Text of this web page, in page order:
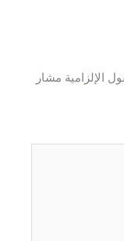
الإلزامية مشار